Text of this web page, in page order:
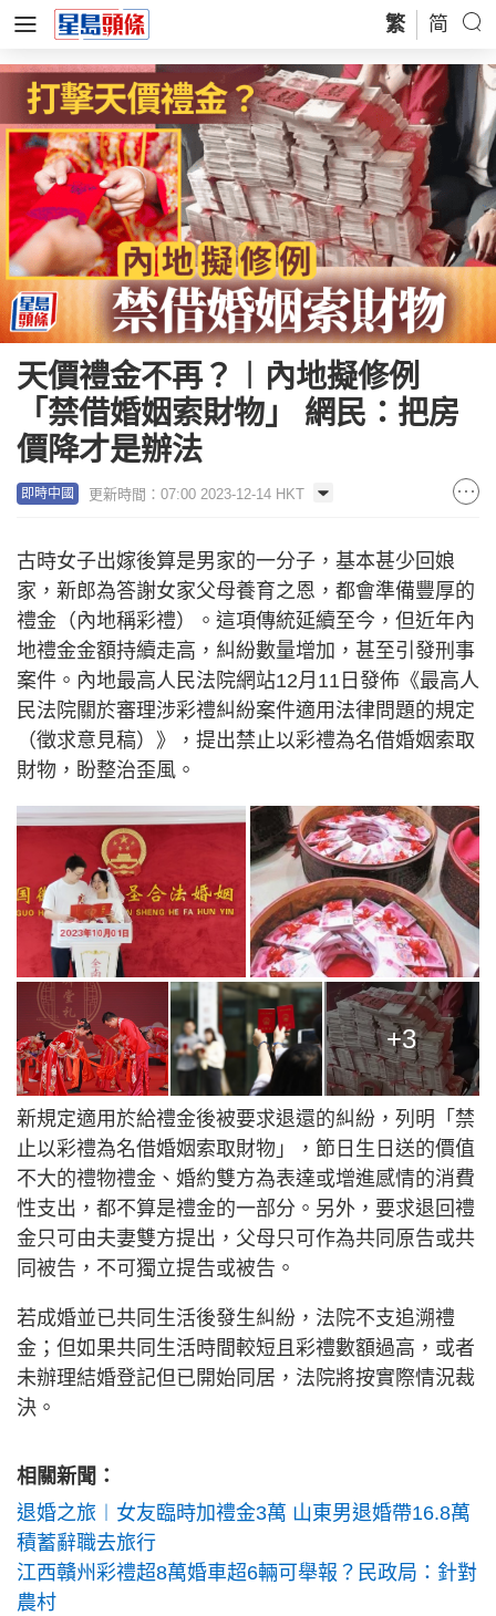
繁 简
天價禮金不再？︱內地擬修例
「禁借婚姻索財物」 網民：把房
價降才是辦法
即時中國 更新時間：07:00 2023-12-14 HKT
古時女子出嫁後算是男家的一分子，基本甚少回娘
家，新郎為答謝女家父母養育之恩，都會準備豐厚的
禮金（內地稱彩禮）。這項傳統延續至今，但近年內
地禮金金額持續走高，糾紛數量增加，甚至引發刑事
案件。內地最高人民法院網站12月11日發佈《最高人
民法院關於審理涉彩禮糾紛案件適用法律問題的規定
（徵求意見稿）》，提出禁止以彩禮為名借婚姻索取
財物，盼整治歪風。
+3
新規定適用於給禮金後被要求退還的糾紛，列明「禁
止以彩禮為名借婚姻索取財物」，節日生日送的價值
不大的禮物禮金、婚約雙方為表達或增進感情的消費
性支出，都不算是禮金的一部分。另外，要求退回禮
金只可由夫妻雙方提出，父母只可作為共同原告或共
同被告，不可獨立提告或被告。
若成婚並已共同生活後發生糾紛，法院不支追溯禮
金；但如果共同生活時間較短且彩禮數額過高，或者
未辦理結婚登記但已開始同居，法院將按實際情況裁
決。
相關新聞：
退婚之旅︱女友臨時加禮金3萬 山東男退婚帶16.8萬
積蓄辭職去旅行
江西贛州彩禮超8萬婚車超6輛可舉報？民政局：針對
農村